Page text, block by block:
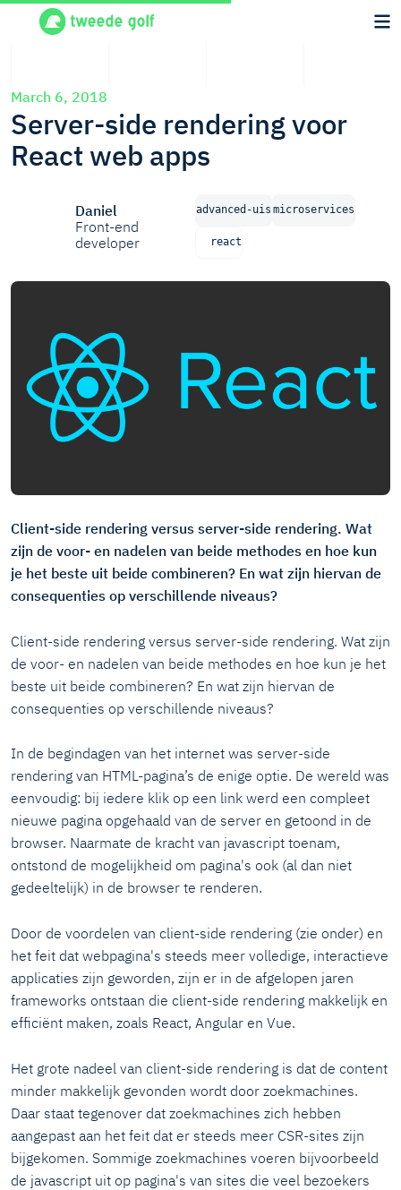
March 6, 2018
Server-side rendering voor
React web apps
Daniel
Front-end
developer
advanced-uis microservices
react
Client-side rendering versus server-side rendering. Wat
zijn de voor- en nadelen van beide methodes en hoe kun
je het beste uit beide combineren? En wat zijn hiervan de
consequenties op verschillende niveaus?
Client-side rendering versus server-side rendering. Wat zijn
de voor- en nadelen van beide methodes en hoe kun je het
beste uit beide combineren? En wat zijn hiervan de
consequenties op verschillende niveaus?
In de begindagen van het internet was server-side
rendering van HTML-pagina’s de enige optie. De wereld was
eenvoudig: bij iedere klik op een link werd een compleet
nieuwe pagina opgehaald van de server en getoond in de
browser. Naarmate de kracht van javascript toenam,
ontstond de mogelijkheid om pagina's ook (al dan niet
gedeeltelijk) in de browser te renderen.
Door de voordelen van client-side rendering (zie onder) en
het feit dat webpagina's steeds meer volledige, interactieve
applicaties zijn geworden, zijn er in de afgelopen jaren
frameworks ontstaan die client-side rendering makkelijk en
efficiënt maken, zoals React, Angular en Vue.
Het grote nadeel van client-side rendering is dat de content
minder makkelijk gevonden wordt door zoekmachines.
Daar staat tegenover dat zoekmachines zich hebben
aangepast aan het feit dat er steeds meer CSR-sites zijn
bijgekomen. Sommige zoekmachines voeren bijvoorbeeld
de javascript uit op pagina's van sites die veel bezoekers